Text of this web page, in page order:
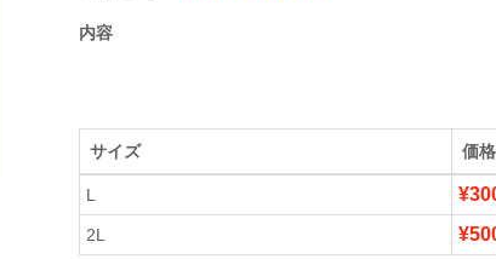
内容
サイズ 価格
L
2L